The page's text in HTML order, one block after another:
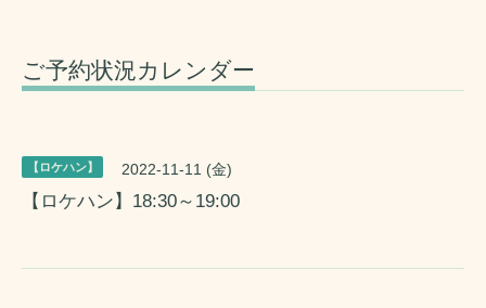
ご予約状況カレンダー
【ロケハン】 2022-11-11 (金)
【ロケハン】18:30～19:00